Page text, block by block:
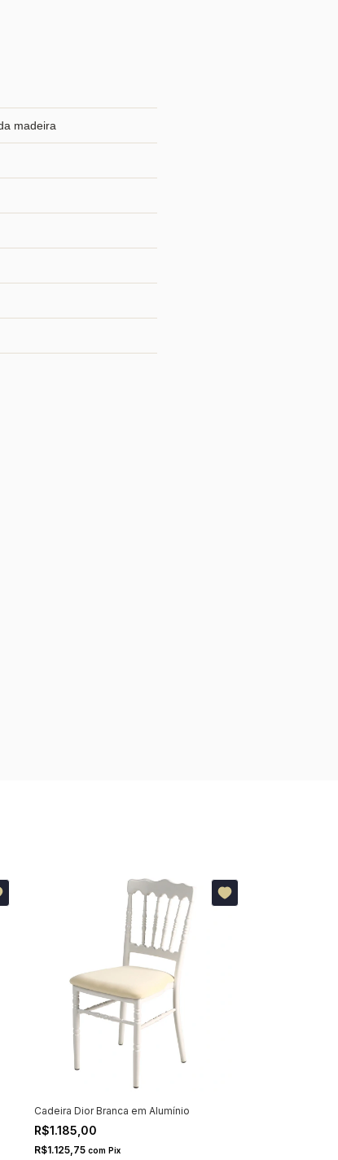
madeira
Cadeira Dior Branca em Alumínio
R$1.185,00
R$1.125,75 com Pix